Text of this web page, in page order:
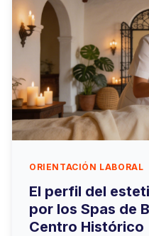
ORIENTACIÓN LABORAL
El perfil del
por los Spas de
Centro Histórico